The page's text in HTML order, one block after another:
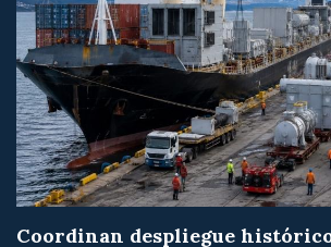
Coordinan despliegue